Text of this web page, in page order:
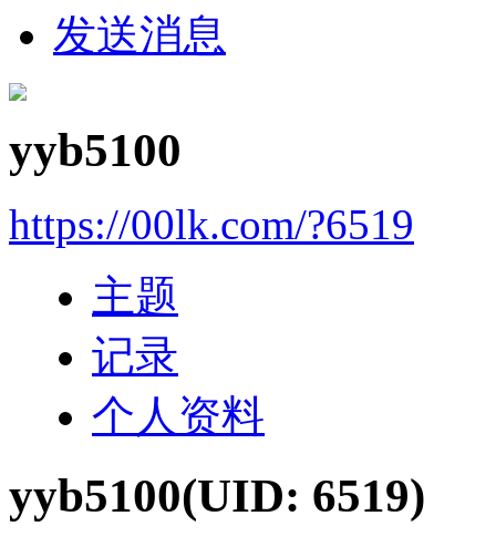
发送消息
yyb5100
https://00lk.com/?6519
主题
记录
个人资料
yyb5100(UID: 6519)